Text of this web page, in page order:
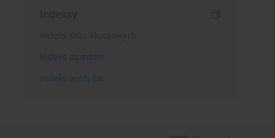
Indeksy
Indeks słów kluczowych
Indeks dziedzin
Indeks autorów